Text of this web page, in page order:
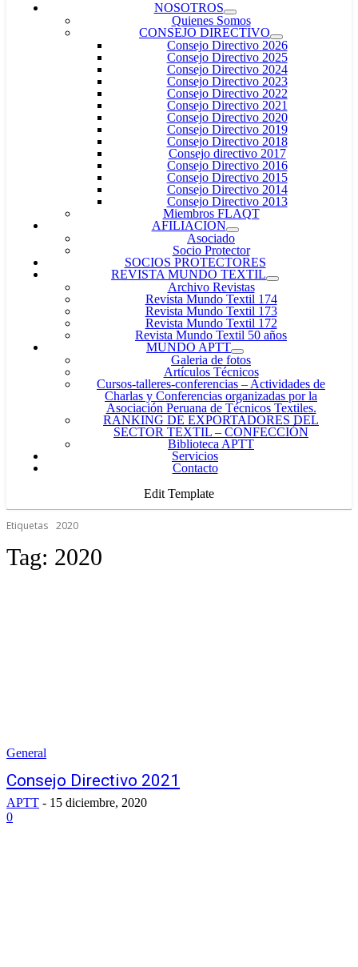
NOSOTROS
Quienes Somos
CONSEJO DIRECTIVO
Consejo Directivo 2026
Consejo Directivo 2025
Consejo Directivo 2024
Consejo Directivo 2023
Consejo Directivo 2022
Consejo Directivo 2021
Consejo Directivo 2020
Consejo Directivo 2019
Consejo Directivo 2018
Consejo directivo 2017
Consejo Directivo 2016
Consejo Directivo 2015
Consejo Directivo 2014
Consejo Directivo 2013
Miembros FLAQT
AFILIACION
Asociado
Socio Protector
SOCIOS PROTECTORES
REVISTA MUNDO TEXTIL
Archivo Revistas
Revista Mundo Textil 174
Revista Mundo Textil 173
Revista Mundo Textil 172
Revista Mundo Textil 50 años
MUNDO APTT
Galeria de fotos
Artículos Técnicos
Cursos-talleres-conferencias – Actividades de
Charlas y Conferencias organizadas por la
Asociación Peruana de Técnicos Textiles.
RANKING DE EXPORTADORES DEL
SECTOR TEXTIL – CONFECCIÓN
Biblioteca APTT
Servicios
Contacto
Edit Template
Etiquetas 2020
Tag: 2020
General
Consejo Directivo 2021
APTT - 15 diciembre, 2020
0